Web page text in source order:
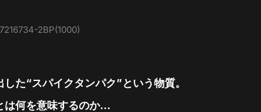
2BP(1000)
た“スパイクタンパク”という物質。
は何を意味するのか…